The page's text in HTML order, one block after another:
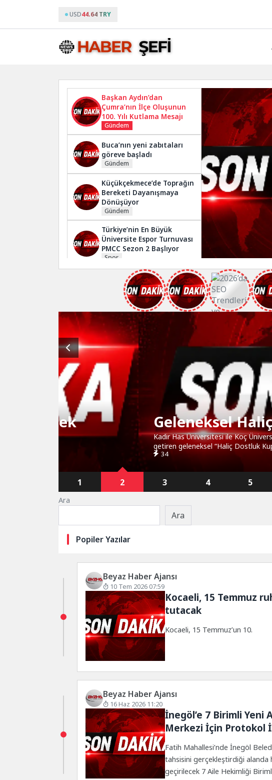
USD44.64 TRY
Başkan Aydın’dan
Çumra’nın İlçe Oluşunun
100. Yılı Kutlama Mesajı
Gündem
Buca’nın yeni zabıtaları
göreve başladı
Gündem
Küçükçekmece’de Toprağın
Bereketi Dayanışmaya
Dönüşüyor
Gündem
Türkiye’nin En Büyük
Üniversite Espor Turnuvası
PMCC Sezon 2 Başlıyor
Spor
Ölüm ve Ölüm Nedeni
İstatistikleri, 2025
UNESCO Edebiyat Şehri
Kahramanmaraş Kültür
Ekonomisinde Yeni Sayfa
Açtı
Kültür Sanat
Geleneksel Haliç Dostluk
Kadir Has Üniversitesi ile Koç Üniversitesi kürek takımlarını
getiren geleneksel “Haliç Dostluk Kupası”, bu yıl 12.
1 2 3 4 5
Ara
Ara
Popiler Yazılar
Beyaz Haber Ajansı
10 Tem 2026 07:59
Kocaeli, 15 Temmuz
tutacak
Kocaeli, 15 Temmuz’un 10.
Beyaz Haber Ajansı
16 Haz 2026 11:20
İnegöl’e 7 Birimli Yeni
Merkezi İçin Protokol
Fatih Mahallesi’nde İnegöl
tahsisini gerçekleştirdiği alanda
geçirilecek 7 Aile Hekimliği